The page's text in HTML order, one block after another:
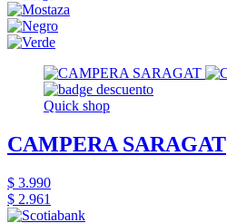
Quick shop
CAMPERA SARAGAT
$ 3.990
$ 2.961